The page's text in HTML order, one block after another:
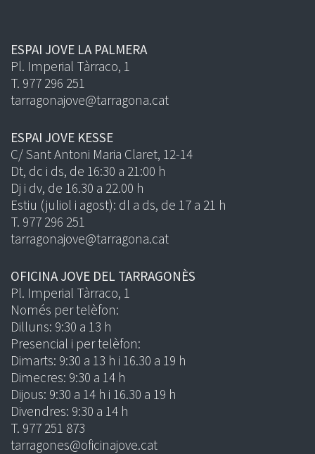
ESPAI JOVE LA PALMERA
Pl. Imperial Tàrraco, 1
T. 977 296 251
tarragonajove@tarragona.cat
ESPAI JOVE KESSE
C/ Sant Antoni Maria Claret, 12-14
Dt, dc i ds, de 16:30 a 21:00 h
Dj i dv, de 16.30 a 22.00 h
Estiu (juliol i agost): dl a ds, de 17 a 21 h
T. 977 296 251
tarragonajove@tarragona.cat
OFICINA JOVE DEL TARRAGONÈS
Pl. Imperial Tàrraco, 1
Només per telèfon:
Dilluns: 9:30 a 13 h
Presencial i per telèfon:
Dimarts: 9:30 a 13 h i 16.30 a 19 h
Dimecres: 9:30 a 14 h
Dijous: 9:30 a 14 h i 16.30 a 19 h
Divendres: 9:30 a 14 h
T. 977 251 873
tarragones@oficinajove.cat